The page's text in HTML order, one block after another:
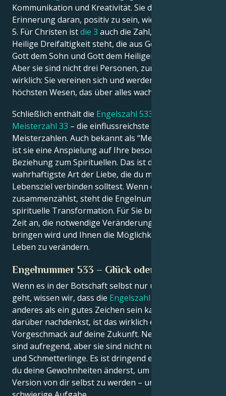
Kommunikation und Kreativität. Sie dient auch als
Erinnerung daran, positiv zu sein, wie die Engelszahl
5. Für Christen istdie 3 auch die Zahl, die für die
Heilige Dreifaltigkeit steht, die aus Gott dem Vater,
Gott dem Sohn und Gott dem Heiligen Geist besteht.
Aber sie sind nicht drei Personen, zumindest nicht
wirklich: Sie vereinen sich und werden zu einem
höchsten Wesen, das über alles wacht.
Schließlich enthält die Engelszahl 533
Meisterzahl 33 – die einflussreichste aller
Meisterzahlen. Auch bekannt als “Meister-Lehrer”,
ist sie eine Anspielung auf Ihre besondere
Beziehung zum Spirituellen. Das ist die
wahrhaftigste Art der Liebe, die du mit deinem
Lebensziel verbinden solltest. Wenn du all das
zusammenzählst, steht die Engelnummer 533 für
spirituelle Transformation. Für Sie bricht eine neue
Zeit an, die notwendige Veränderungen mit sich
bringen wird und Ihnen die Möglichkeit gibt, Ihr
Leben zu verändern.
Engelnummer 533 – Glück oder Unglück?
Wenn es in der Botschaft selbst nur um Positives
geht, wissen wir, dass die Engelszahl 533
anderes als ein gutes Zeichen sein kann. Wenn du
darüber nachdenkst, ist das wirklich ein
Vorgeschmack auf deine Zukunft. Neue Jahreszeiten
sind aufregend, aber sie sind nicht nur Regenbögen
und Schmetterlinge. Es ist dringend erforderlich, dass
du deine Gewohnheiten änderst, um eine bessere
Version von dir selbst zu werden – und das ist eine